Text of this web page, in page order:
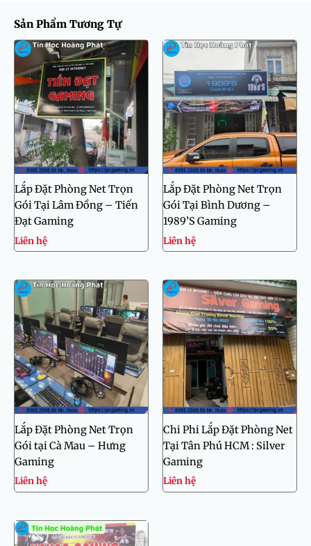
Sản Phẩm Tương Tự
Lắp Đặt Phòng Net Trọn
Gói Tại Lâm Đồng – Tiến
Đạt Gaming
Liên hệ
Lắp Đặt Phòng Net Trọn
Gói Tại Bình Dương –
1989’S Gaming
Liên hệ
Lắp Đặt Phòng Net Trọn
Gói tại Cà Mau – Hưng
Gaming
Liên hệ
Chi Phi Lắp Đặt Phòng Net
Tại Tân Phú HCM : Silver
Gaming
Liên hệ